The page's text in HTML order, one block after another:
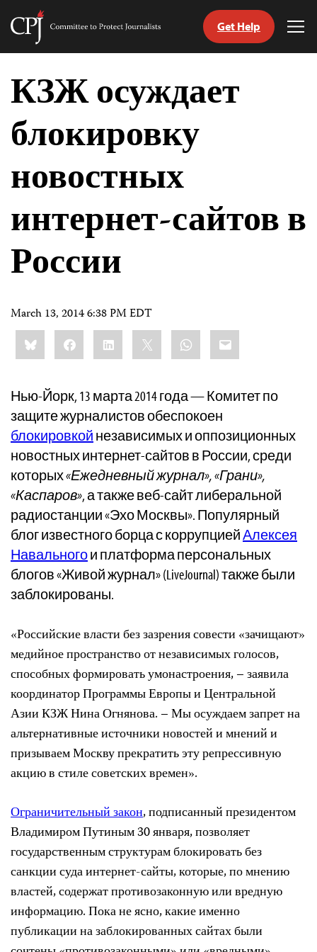
Skip
content
Committee
Journalists
Get Help
КЗЖ осуждает
блокировку
новостных
интернет-сайтов в
России
March 13, 2014 6:38 PM EDT
Share
this:BlueskyFacebookLinkedIn WhatsApp
Email
Нью-Йорк, 13 марта 2014 года — Комитет по
защите журналистов обеспокоен
блокировкой независимых и оппозиционных
новостных интернет-сайтов в России, среди
которых«Ежедневный журнал», «Грани»,
«Каспаров», а также веб-сайт либеральной
радиостанции «Эхо Москвы». Популярный
блог известного борца с коррупциейАлексея
Навальногои платформа персональных
блогов «Живой журнал» (LiveJournal) также были
заблокированы.
«Российские власти без зазрения совести «зачищают»
медийное пространство от независимых голосов,
способных формировать умонастроения, – заявила
координатор Программы Европы и Центральной
Азии КЗЖ Нина Огнянова. – Мы осуждаем запрет на
альтернативные источники новостей и мнений и
призываем Москву прекратить эту репрессивную
акцию в стиле советских времен».
Ограничительный закон, подписанный президентом
Владимиром Путиным 30 января, позволяет
государственным структурам блокировать без
санкции суда интернет-сайты, которые, по мнению
властей, содержат противозаконную или вредную
информацию. Пока не ясно, какие именно
публикации на заблокированных сайтах были